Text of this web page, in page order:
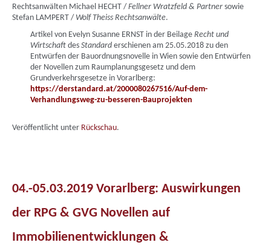
Rechtsanwälten Michael HECHT / Fellner Wratzfeld & Partner sowie
Stefan LAMPERT / Wolf Theiss Rechtsanwälte.
Artikel von Evelyn Susanne ERNST in der Beilage Recht und
Wirtschaft des Standard erschienen am 25.05.2018 zu den
Entwürfen der Bauordnungsnovelle in Wien sowie den Entwürfen
der Novellen zum Raumplanungsgesetz und dem
Grundverkehrsgesetze in Vorarlberg:
https://derstandard.at/2000080267516/Auf-dem-
Verhandlungsweg-zu-besseren-Bauprojekten
Veröffentlicht unter Rückschau.
04.-05.03.2019 Vorarlberg: Auswirkungen
der RPG & GVG Novellen auf
Immobilienentwicklungen &